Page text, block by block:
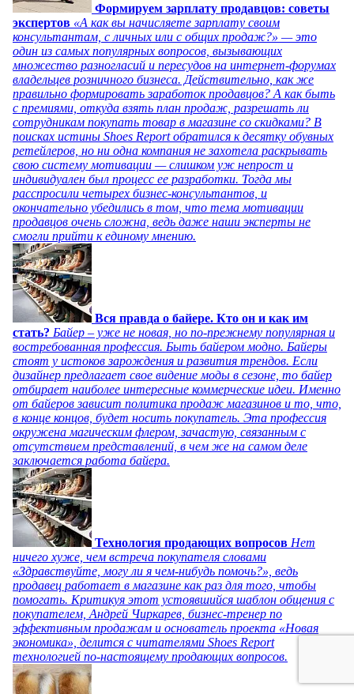
Формируем зарплату продавцов: советы
экспертов «А как вы начисляете зарплату своим
консультантам, с личных или с общих продаж?» — это
один из самых популярных вопросов, вызывающих
множество разногласий и пересудов на интернет-форумах
владельцев розничного бизнеса. Действительно, как же
правильно формировать заработок продавцов? А как быть
с премиями, откуда взять план продаж, разрешать ли
сотрудникам покупать товар в магазине со скидками? В
поисках истины Shoes Report обратился к десятку обувных
ретейлеров, но ни одна компания не захотела раскрывать
свою систему мотивации — слишком уж непрост и
индивидуален был процесс ее разработки. Тогда мы
расспросили четырех бизнес-консультантов, и
окончательно убедились в том, что тема мотивации
продавцов очень сложна, ведь даже наши эксперты не
смогли прийти к единому мнению.
Вся правда о байере. Кто он и как им
стать? Байер – уже не новая, но по-прежнему популярная и
востребованная профессия. Быть байером модно. Байеры
стоят у истоков зарождения и развития трендов. Если
дизайнер предлагает свое видение моды в сезоне, то байер
отбирает наиболее интересные коммерческие идеи. Именно
от байеров зависит политика продаж магазинов и то, что,
в конце концов, будет носить покупатель. Эта профессия
окружена магическим флером, зачастую, связанным с
отсутствием представлений, в чем же на самом деле
заключается работа байера.
Технология продающих вопросов Нет
ничего хуже, чем встреча покупателя словами
«Здравствуйте, могу ли я чем-нибудь помочь?», ведь
продавец работает в магазине как раз для того, чтобы
помогать. Критикуя этот устоявшийся шаблон общения с
покупателем, Андрей Чиркарев, бизнес-тренер по
эффективным продажам и основатель проекта «Новая
экономика», делится с читателями Shoes Report
технологией по-настоящему продающих вопросов.